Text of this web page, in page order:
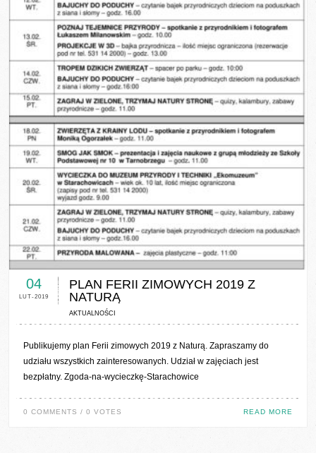
0 COMMENTS / 0 VOTES
04
LUT-2019
PLAN FERII ZIMOWYCH 2019 Z
NATURĄ
AKTUALNOŚCI
Publikujemy plan Ferii zimowych 2019 z Naturą. Zapraszamy do
udziału wszystkich zainteresowanych. Udział w zajęciach jest
bezpłatny. Zgoda-na-wycieczkę-Starachowice
0 COMMENTS / 0 VOTES READ MORE